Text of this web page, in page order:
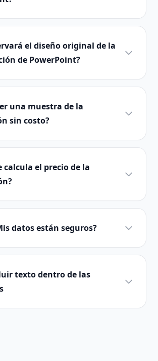
el diseño original de la
de PowerPoint?
una muestra de la
sin costo?
calcula el precio de la
datos están seguros?
texto dentro de las